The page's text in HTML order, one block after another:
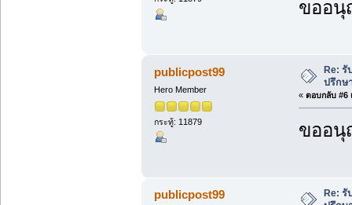
ขออนุ
publicpost99
Hero Member
กระทู้: 11879
Re:
ปรึกษ
« ตอบกลับ #6
ขออนุ
publicpost99
Re: รั